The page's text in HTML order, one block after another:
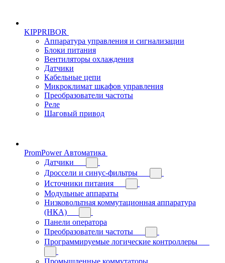
KIPPRIBOR
Аппаратура управления и сигнализации
Блоки питания
Вентиляторы охлаждения
Датчики
Кабельные цепи
Микроклимат шкафов управления
Преобразователи частоты
Реле
Шаговый привод
PromPower Автоматика
Датчики
Дроссели и синус-фильтры
Источники питания
Модульные аппараты
Низковольтная коммутационная аппаратура
(НКА)
Панели оператора
Преобразователи частоты
Программируемые логические контроллеры
Промышленные коммутаторы